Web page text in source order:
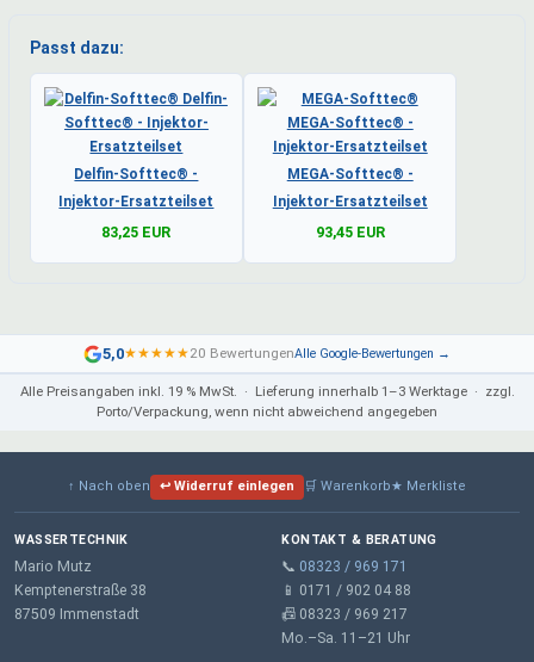
Passt dazu:
Delfin-Softtec® -
Injektor-Ersatzteilset
83,25 EUR
MEGA-Softtec® -
Injektor-Ersatzteilset
93,45 EUR
5,0★★★★★20 BewertungenAlle Google-Bewertungen →
Alle Preisangaben inkl. 19 % MwSt. · Lieferung innerhalb 1–3 Werktage · zzgl.
Porto/Verpackung, wenn nicht abweichend angegeben
↑ Nach oben ↩ Widerruf einlegen 🛒 Warenkorb★ Merkliste
WASSERTECHNIK
Mario Mutz
Kemptenerstraße 38
87509 Immenstadt
KONTAKT & BERATUNG
📞 08323 / 969 171
📱 0171 / 902 04 88
📠 08323 / 969 217
Mo.–Sa. 11–21 Uhr